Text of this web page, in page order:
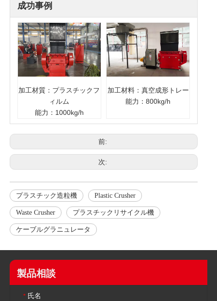
成功事例
加工材質：プラスチックフ
ィルム
能力：1000kg/h
加工材料：真空成形トレー
能力：800kg/h
前:
次:
プラスチック造粒機 Plastic Crusher
Waste Crusher プラスチックリサイクル機
ケーブルグラニュレータ
製品相談
* 氏名